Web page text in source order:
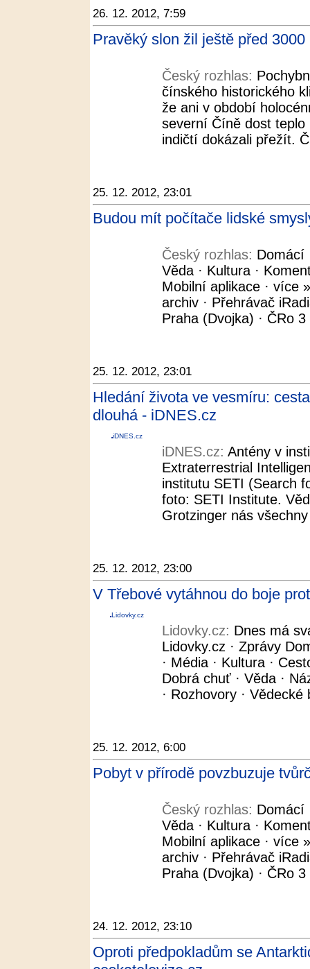
26. 12. 2012, 7:59
Pravěký slon žil ještě před
Český rozhlas:
čínského historického
že ani v období
severní Číně dost
indičtí dokázali přežít.
25. 12. 2012, 23:01
Budou mít počítače lidské
Český rozhlas: Domácí
Věda · Kultura ·
Mobilní aplikace · více
archiv · Přehrávač
Praha (Dvojka) · ČRo
25. 12. 2012, 23:01
Hledání života ve vesmíru:
dlouhá - iDNES.cz
iDNES.cz
iDNES.cz: Antény v
Extraterrestrial
institutu SETI (Search
foto: SETI Institute.
Grotzinger nás
25. 12. 2012, 23:00
V Třebové vytáhnou do boje
Lidovky.cz
Lidovky.cz: Dnes má
Lidovky.cz · Zprávy
· Média · Kultura ·
Dobrá chuť · Věda ·
· Rozhovory ·
25. 12. 2012, 6:00
Pobyt v přírodě povzbuzuje
Český rozhlas: Domácí
Věda · Kultura ·
Mobilní aplikace · více
archiv · Přehrávač
Praha (Dvojka) · ČRo
24. 12. 2012, 23:10
Oproti předpokladům se